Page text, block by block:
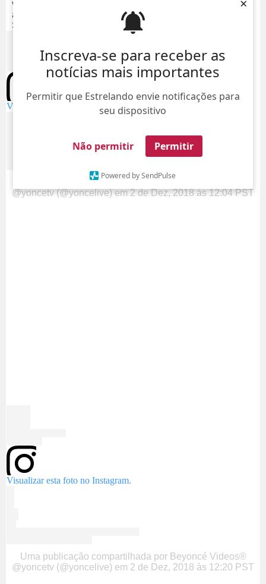
Inscreva-se para receber as
notícias mais importantes
Permitir que Estrelando envie notificações para
seu dispositivo
Não permitir Permitir
Powered by SendPulse
você! Veja um pouquinho do
Beyoncé e Jay-Z
abaixo - que também contou com a participação de
Sheeran
Visualizar esta foto no Instagram.
Uma publicação compartilhada por Beyoncé Videos®
@yoncetv (@yoncelive)em2 de Dez, 2018 às 12:04 PST
Visualizar esta foto no Instagram.
Uma publicação compartilhada por Beyoncé Videos®
@yoncetv (@yoncelive) em 2 de Dez, 2018 às 12:20 PST